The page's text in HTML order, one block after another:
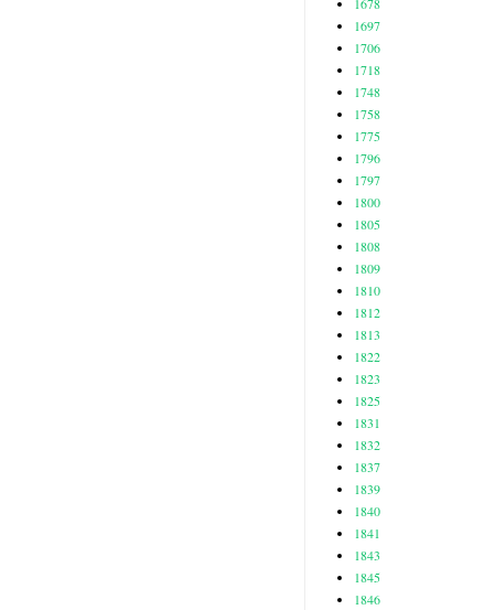
1697
1706
1718
1748
1758
1775
1796
1797
1800
1805
1808
1809
1810
1812
1813
1822
1823
1825
1831
1832
1837
1839
1840
1841
1843
1845
1846